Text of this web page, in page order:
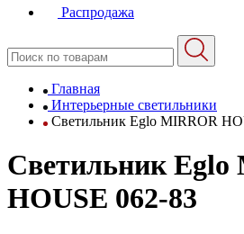
Распродажа
Главная
Интерьерные светильники
Светильник Eglo MIRROR
Светильник Eglo
HOUSE 062-83